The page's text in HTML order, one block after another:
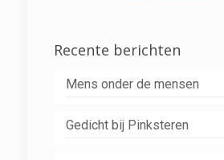
Recente berichten
Mens onder de mensen
Gedicht bij Pinksteren